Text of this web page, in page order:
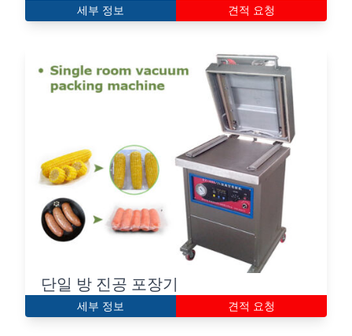
세부 정보 견적 요청
단일 방 진공 포장기
세부 정보 견적 요청